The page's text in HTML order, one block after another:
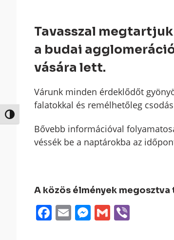
Nagy kontraszt váltása
Tavasszal
a budai
vására lett.
Várunk minden érdeklődőt
falatokkal és remélhetőleg
Bővebb információval
véssék be a naptárokba az
A közös élmények
Facebook
EmailMessenger
GmailViber